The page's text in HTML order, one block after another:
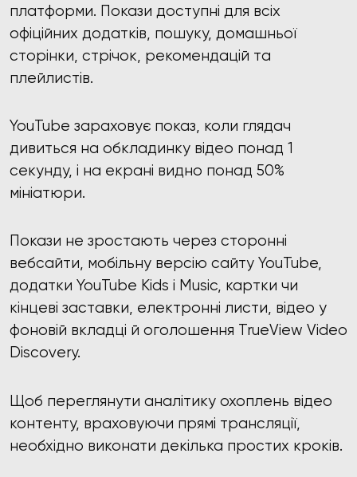
платформи. Покази доступні для всіх
офіційних додатків, пошуку, домашньої
сторінки, стрічок, рекомендацій та
плейлистів.
YouTube зараховує показ, коли глядач
дивиться на обкладинку відео понад 1
секунду, і на екрані видно понад 50%
мініатюри.
Покази не зростають через сторонні
вебсайти, мобільну версію сайту YouTube,
додатки YouTube Kids і Music, картки чи
кінцеві заставки, електронні листи, відео у
фоновій вкладці й оголошення TrueView Video
Discovery.
Щоб переглянути аналітику охоплень відео
контенту, враховуючи прямі трансляції,
необхідно виконати декілька простих кроків.